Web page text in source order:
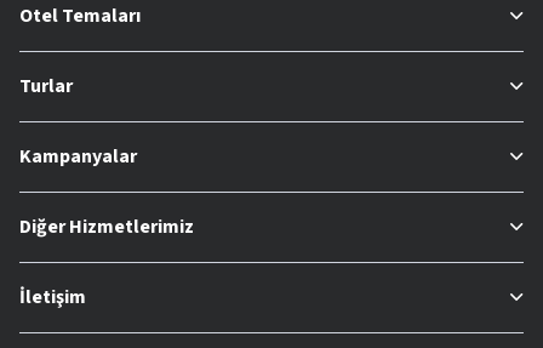
Otel Temaları
Turlar
Kampanyalar
Diğer Hizmetlerimiz
İletişim